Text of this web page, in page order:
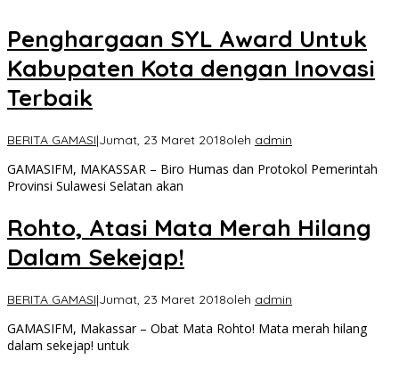
Penghargaan SYL Award Untuk
Kabupaten Kota dengan Inovasi
Terbaik
BERITA GAMASI|Jumat, 23 Maret 2018oleh admin
GAMASIFM, MAKASSAR – Biro Humas dan Protokol Pemerintah
Provinsi Sulawesi Selatan akan
Rohto, Atasi Mata Merah Hilang
Dalam Sekejap!
BERITA GAMASI|Jumat, 23 Maret 2018oleh admin
GAMASIFM, Makassar – Obat Mata Rohto! Mata merah hilang
dalam sekejap! untuk